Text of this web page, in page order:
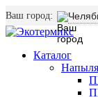
Ваш город:
Каталог